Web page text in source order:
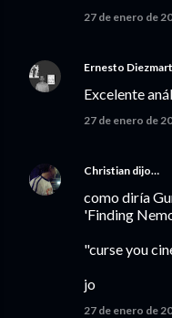
27 de enero de
Ernesto
Excelente
27 de enero de
Christian dijo…
como diría
'Finding
"curse you
jo
27 de enero de